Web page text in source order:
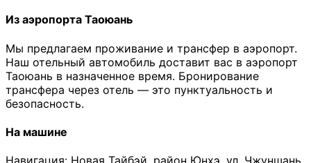
Из аэропорта Таоюань
Мы предлагаем проживание и трансфер в аэропорт.
Наш отельный автомобиль доставит вас в аэропорт
Таоюань в назначенное время. Бронирование
трансфера через отель — это пунктуальность и
безопасность.
На машине